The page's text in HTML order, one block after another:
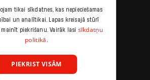
noteikumi
tikai sīkdatnes, kas nepieciešamas
un analītikai. Lapas kreisajā stūrī
mainīt piekrišanu. Vairāk lasi sīkdatņu
politikā.
PIEKRIST VISĀM